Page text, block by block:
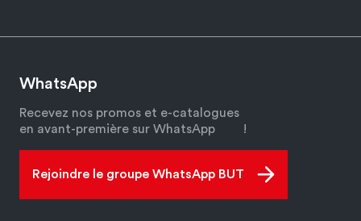
WhatsApp
Recevez nos promos et e-catalogues
en avant-première sur WhatsApp
!
Rejoindre le groupe WhatsApp BUT